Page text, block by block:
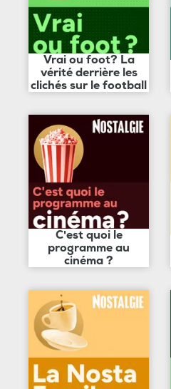
Vrai ou foot? La
vérité derrière les
clichés sur le football
C'est quoi le
programme au
cinéma ?